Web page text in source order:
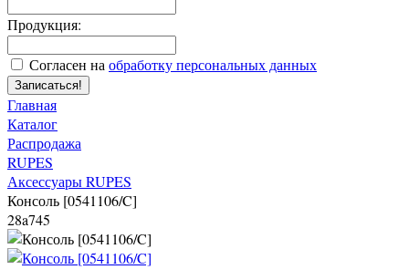
Продукция:
Согласен на обработку персональных данных
Записаться!
Главная
Каталог
Распродажа
RUPES
Аксессуары RUPES
Консоль [0541106/C]
28a745